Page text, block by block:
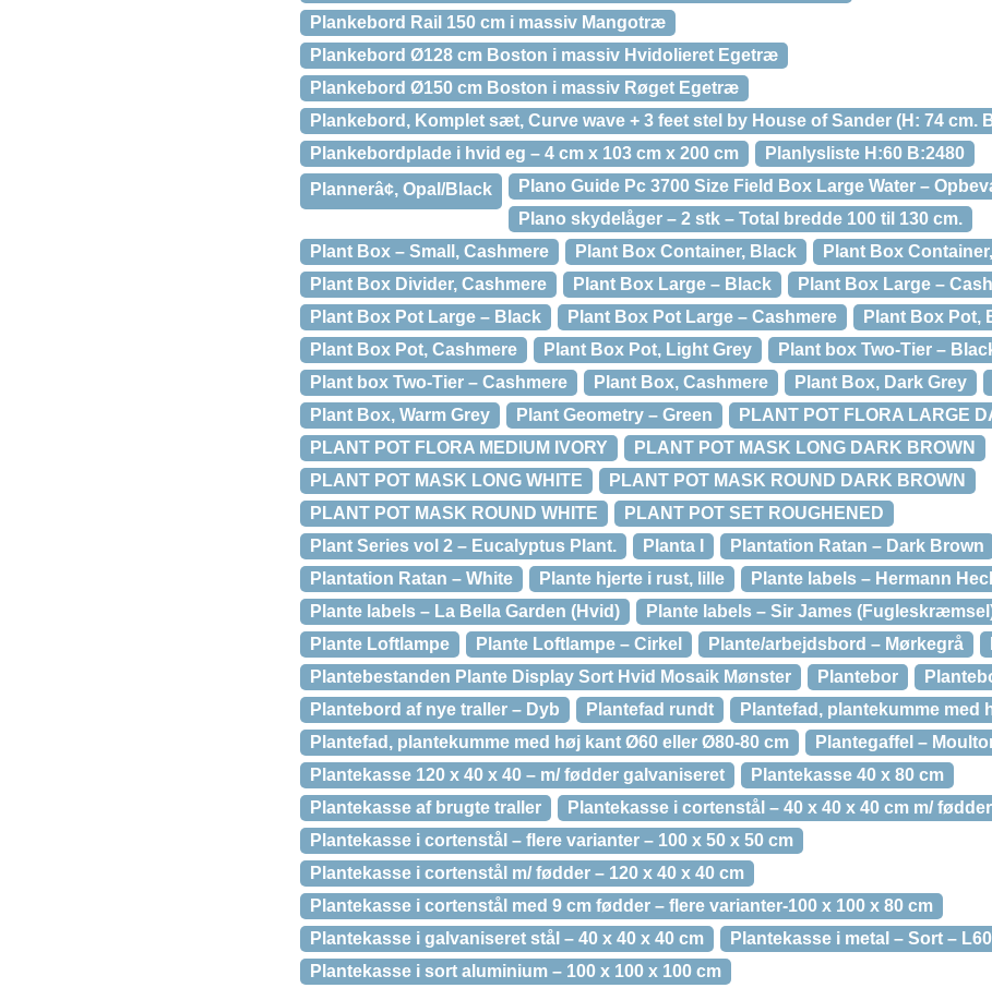
Plankebord Rail 150 cm i massiv Mangotræ
Plankebord Ø128 cm Boston i massiv Hvidolieret Egetræ
Plankebord Ø150 cm Boston i massiv Røget Egetræ
Plankebord, Komplet sæt, Curve wave + 3 feet stel by House of Sander (H: 74 cm.
Plankebordplade i hvid eg – 4 cm x 103 cm x 200 cm
Planlysliste H:60 B:2480
Plannerâ¢, Opal/Black
Plano Guide Pc 3700 Size Field Box Large Water –
Plano skydelåger – 2 stk – Total bredde 100 til 130 cm.
Plant Box – Small, Cashmere
Plant Box Container, Black
Plant Box
Plant Box Divider, Cashmere
Plant Box Large – Black
Plant Box Large –
Plant Box Pot Large – Black
Plant Box Pot Large – Cashmere
Plant Box Pot,
Plant Box Pot, Cashmere
Plant Box Pot, Light Grey
Plant box Two-Tier –
Plant box Two-Tier – Cashmere
Plant Box, Cashmere Plant Box, Dark Grey
Plant Box, Warm Grey
Plant Geometry – Green
PLANT POT FLORA LARGE
PLANT POT FLORA MEDIUM IVORY
PLANT POT MASK LONG DARK BROWN
PLANT POT MASK LONG WHITE
PLANT POT MASK ROUND DARK BROWN
PLANT POT MASK ROUND WHITE
PLANT POT SET ROUGHENED
Plant Series vol 2 – Eucalyptus Plant.
Planta I
Plantation Ratan – Dark Brown
Plantation Ratan – White
Plante hjerte i rust, lille
Plante labels – Hermann
Plante labels – La Bella Garden (Hvid)
Plante labels – Sir James
Plante Loftlampe
Plante Loftlampe – Cirkel Plante/arbejdsbord – Mørkegrå
Plantebestanden Plante Display Sort Hvid Mosaik Mønster
Plantebor
Plantebord af nye traller – Dyb
Plantefad rundt
Plantefad, plantekumme med
Plantefad, plantekumme med høj kant Ø60 eller Ø80-80 cm
Plantegaffel –
Plantekasse 120 x 40 x 40 – m/ fødder galvaniseret
Plantekasse 40 x 80 cm
Plantekasse af brugte traller
Plantekasse i cortenstål – 40 x 40 x 40 cm m/ fødder
Plantekasse i cortenstål – flere varianter – 100 x 50 x 50 cm
Plantekasse i cortenstål m/ fødder – 120 x 40 x 40 cm
Plantekasse i cortenstål med 9 cm fødder – flere varianter-100 x 100 x 80 cm
Plantekasse i galvaniseret stål – 40 x 40 x 40 cm
Plantekasse i metal – Sort –
Plantekasse i sort aluminium – 100 x 100 x 100 cm